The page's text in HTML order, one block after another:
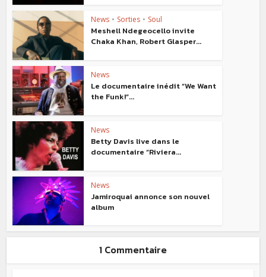
News • Sorties • Soul
Meshell Ndegeocello invite
Chaka Khan, Robert Glasper...
News
Le documentaire inédit “We Want
the Funk!”...
News
Betty Davis live dans le
documentaire “Riviera...
News
Jamiroquai annonce son nouvel
album
1 Commentaire